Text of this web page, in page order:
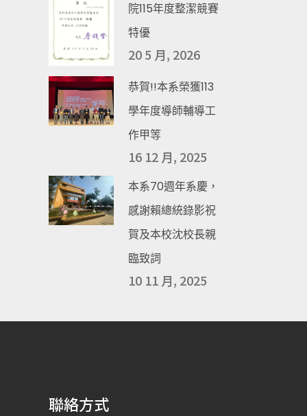
院115年度整潔競賽
特優
20 5 月, 2026
恭賀!!本系榮獲113
學年度導師輔導工
作甲等
16 12 月, 2025
本系70週年系慶，
感謝賴總統錄影祝
賀及本校沈校長親
臨致詞
10 11 月, 2025
聯絡方式